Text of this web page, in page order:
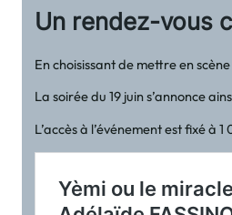
Un rendez-vous
En choisissant de mettre en
La soirée du 19 juin s’annonce
L’accès à l’événement est fixé